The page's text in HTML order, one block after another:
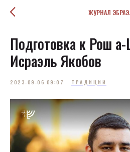
ЖУРНАЛ
Подготовка к Рош
Исраэль Якобов
2023-09-06 09:07 ТРАДИЦИИ